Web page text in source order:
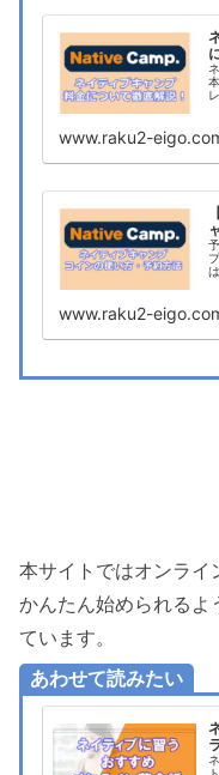
www.raku2-
www.raku2-
本サイトではオンライ
かんたん始められるよ
ています。
あわせて読みたい